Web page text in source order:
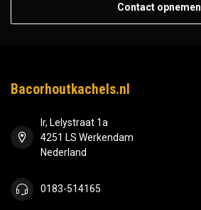
Contact opnemen
Bacorhoutkachels.nl
Ir, Lelystraat 1a
4251 LS Werkendam
Nederland
0183-514165